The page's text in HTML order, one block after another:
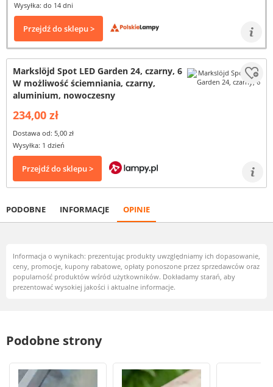
Wysyłka: do 14 dni
Przejdź do sklepu >
Markslöjd Spot LED Garden 24, czarny, 6
W możliwość ściemniania, czarny,
aluminium, nowoczesny
234,00 zł
Dostawa od: 5,00 zł
Wysyłka: 1 dzień
Przejdź do sklepu >
PODOBNE INFORMACJE OPINIE
Informacja o wynikach: prezentując produkty uwzględniamy ich dopasowanie,
ceny, promocje, kupony rabatowe, opłaty ponoszone przez sprzedawców oraz
popularność produktów wśród użytkowników. Dokładamy starań, aby
prezentować wysokiej jakości i aktualne informacje.
Podobne strony